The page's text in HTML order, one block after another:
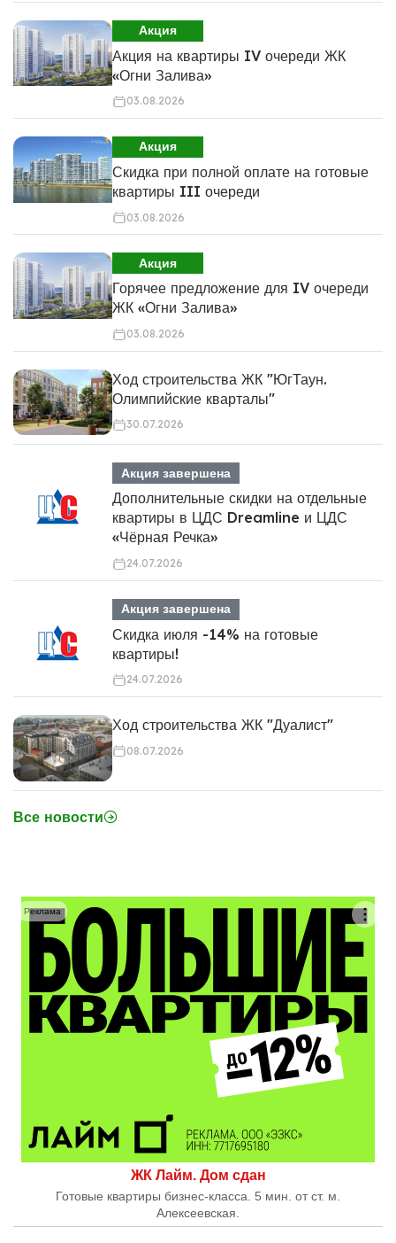
Акция
Акция на квартиры IV очереди ЖК
«Огни Залива»
03.08.2026
Акция
Скидка при полной оплате на готовые
квартиры III очереди
03.08.2026
Акция
Горячее предложение для IV очереди
ЖК «Огни Залива»
03.08.2026
Ход строительства ЖК "ЮгТаун.
Олимпийские кварталы"
30.07.2026
Акция завершена
Дополнительные скидки на отдельные
квартиры в ЦДС Dreamline и ЦДС
«Чёрная Речка»
24.07.2026
Акция завершена
Скидка июля -14% на готовые
квартиры!
24.07.2026
Ход строительства ЖК "Дуалист"
08.07.2026
Все новости
ЖК Лайм. Дом сдан
Готовые квартиры бизнес-класса. 5 мин. от ст. м.
Алексеевская.
Реклама